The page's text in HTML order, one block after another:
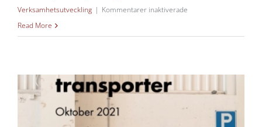
Verksamhetsutveckling | Kommentarer inaktiverade
cirkulära
Read More